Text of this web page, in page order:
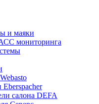
и маяки
мониторинга
салона DEFA